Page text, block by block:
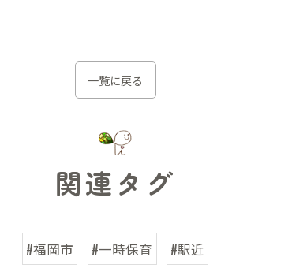
一覧に戻る
関連タグ
#福岡市 #一時保育 #駅近